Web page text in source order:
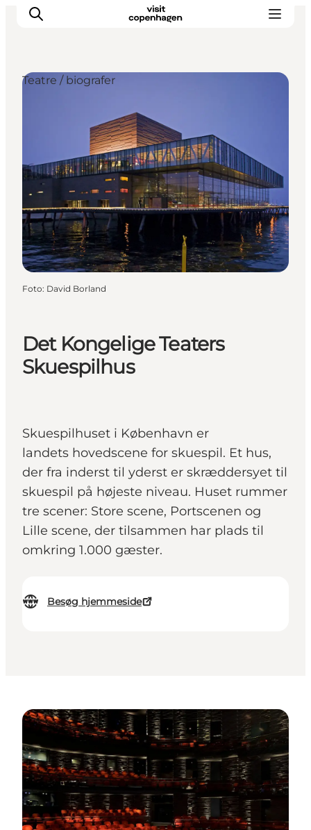
This is Copenhagen
Aktiviteter
Spis & drik
Områder
Planlæg din tur
CopenPay
Copenhagen Card
Det Kongelige Teaters
Skuespilhus
Skuespilhuset i København er
landets hovedscene for skuespil. Et hus,
der fra inderst til yderst er skræddersyet til
skuespil på højeste niveau. Huset rummer
tre scener: Store scene, Portscenen og
Lille scene, der tilsammen har plads til
omkring 1.000 gæster.
Besøg hjemmeside
Teatre / biografer
Foto: David Borland